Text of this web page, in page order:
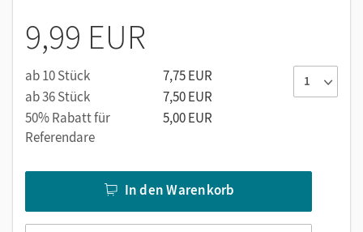
9,99 EUR
ab 10 Stück
7,75 EUR
ab 36 Stück
7,50 EUR
50% Rabatt für
Referendare
5,00 EUR
In den Warenkorb